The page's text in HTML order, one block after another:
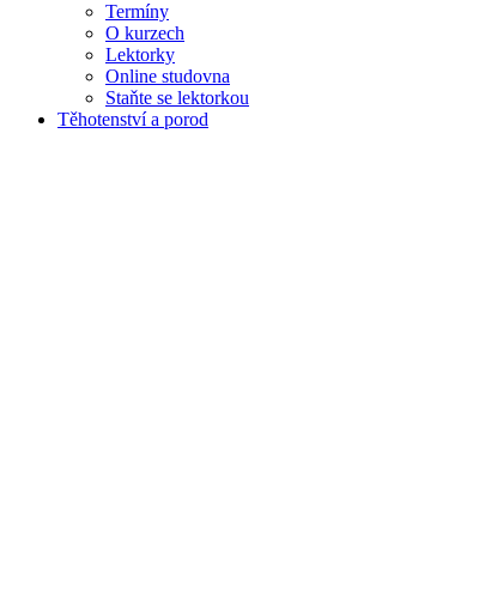
Termíny
O kurzech
Lektorky
Online studovna
Staňte se lektorkou
Těhotenství a porod